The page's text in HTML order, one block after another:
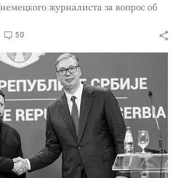
журналиста за вопрос об
50